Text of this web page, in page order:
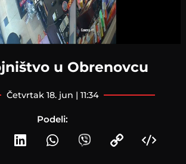
u Obrenovcu
četvrtak 18. jun | 11:34
Podeli: